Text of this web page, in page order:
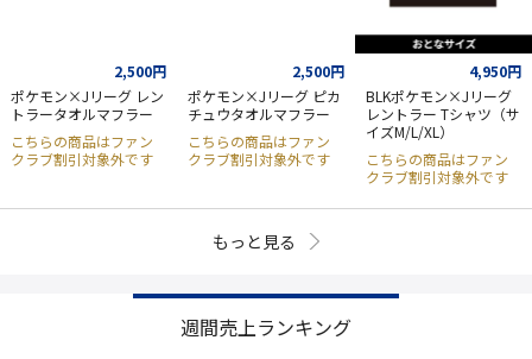
2,500円
ポケモン×Jリーグ レン
トラータオルマフラー
こちらの商品はファン
クラブ割引対象外です
2,500円
ポケモン×Jリーグ ピカ
チュウタオルマフラー
こちらの商品はファン
クラブ割引対象外です
4,950円
BLKポケモン×Jリーグ
レントラー Tシャツ（サ
イズM/L/XL）
こちらの商品はファン
クラブ割引対象外です
もっと見る
週間売上ランキング